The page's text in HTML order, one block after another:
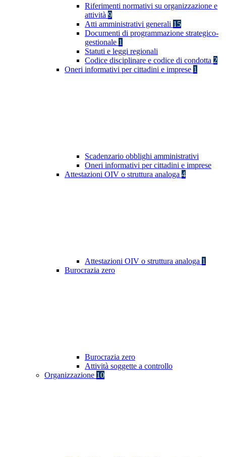
Riferimenti normativi su organizzazione e
attività 9
Atti amministrativi generali 15
Documenti di programmazione strategico-
gestionale 1
Statuti e leggi regionali
Codice disciplinare e codice di condotta 2
Oneri informativi per cittadini e imprese 1
Scadenzario obblighi amministrativi
Oneri informativi per cittadini e imprese
Attestazioni OIV o struttura analoga 4
Attestazioni OIV o struttura analoga 1
Burocrazia zero
Burocrazia zero
Attività soggette a controllo
Organizzazione 10